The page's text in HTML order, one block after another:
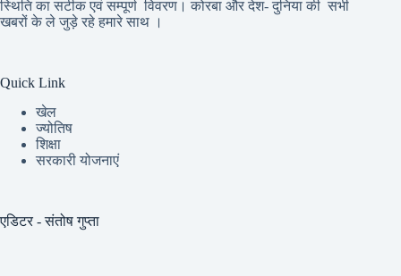
स्थिति का सटीक एवं सम्पूर्ण विवरण। कोरबा और देश- दुनिया की सभी
खबरों के ले जुड़े रहे हमारे साथ ।
Quick Link
खेल
ज्योतिष
शिक्षा
सरकारी योजनाएं
एडिटर - संतोष गुप्ता